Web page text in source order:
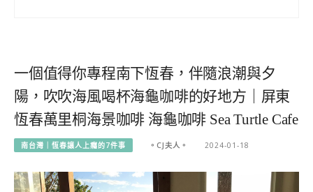
一個值得你專程南下恆春，伴隨浪潮與夕
陽，吹吹海風喝杯海龜咖啡的好地方｜屏東
恆春萬里桐海景咖啡 海龜咖啡 Sea Turtle Cafe
南台灣｜恆春讓人上癮的7件事 。CJ夫人。 2024-01-18